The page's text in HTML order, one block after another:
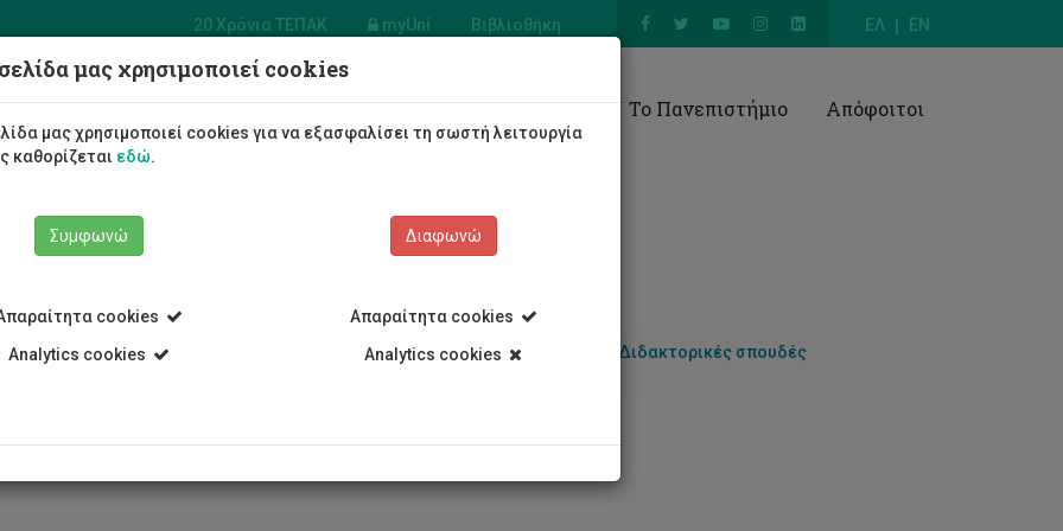
ΕΛ EN
20 Χρόνια ΤΕΠΑΚ myUni Βιβλιοθήκη
Πολυμέσων
Φοιτητές/τριες Σπουδές Έρευνα Το Πανεπιστήμιο Απόφοιτοι
Τμήμα Πολυμέσων και Γραφικών Τεχνών Προγράμματα Σπουδών
Διδακτορικές σπουδές
μας χρησιμοποιεί cookies
μας χρησιμοποιεί cookies για να εξασφαλίσει τη σωστή λειτουργία
καθορίζεται εδώ.
Συμφωνώ
cookies
Analytics cookies
Διαφωνώ
Απαραίτητα cookies
Analytics cookies